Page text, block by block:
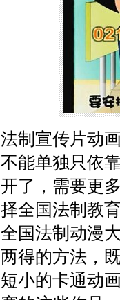
法制宣传片动
不能单独只依
开了，需要更
择全国法制教
全国法制动漫
两得的方法，
短小的卡通动